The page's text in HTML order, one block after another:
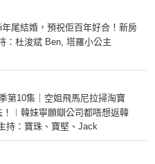
年尾結婚，預祝佢百年好合！新房
：杜浚斌 Ben, 塔羅小公主
第10集｜空姐飛馬尼拉掃淘寶
︱韓妹寧願瞓公司都唔想返韓
持：寶珠、寶堅、Jack